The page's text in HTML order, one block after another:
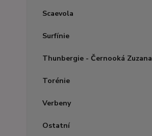
Scaevola
Surfínie
Thunbergie - Černooká Zuzana
Torénie
Verbeny
Ostatní